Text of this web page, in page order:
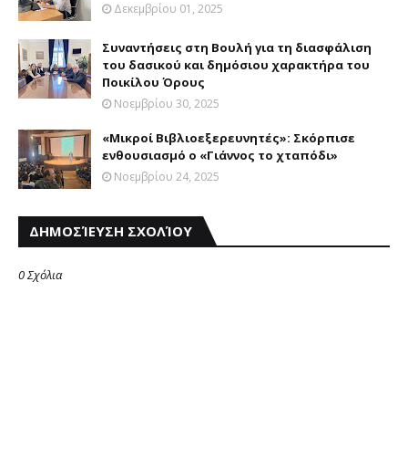
Δεκεμβρίου 01, 2025
Συναντήσεις στη Βουλή για τη διασφάλιση
του δασικού και δημόσιου χαρακτήρα του
Ποικίλου Όρους
Νοεμβρίου 30, 2025
«Μικροί Βιβλιοεξερευνητές»: Σκόρπισε
ενθουσιασμό ο «Γιάννος το χταπόδι»
Νοεμβρίου 24, 2025
ΔΗΜΟΣΊΕΥΣΗ ΣΧΟΛΊΟΥ
0 Σχόλια